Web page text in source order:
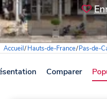
Accueil/Hauts-de-France/Pas-de-
Comparer